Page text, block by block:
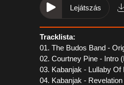
Lejátszás
Tracklista:
01. The Budos Band -
02. Courtney Pine - Intro
03. Kabanjak - Lullaby
04. Kabanjak -